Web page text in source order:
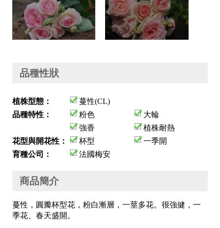
品種性狀
植株型態：
蔓性(CL)
品種特性：
粉色
大輪
強香
植株耐熱
花型與開花性：
杯型
一季開
育種公司：
法國梅安
商品簡介
蔓性，圓瓣杯型花，粉白漸層，一莖多花。很強健，一
季花、春天盛開。